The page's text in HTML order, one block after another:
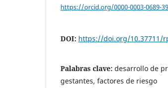
https://orcid.org/0000-0003-0689-
DOI: https://doi.org/10.37711/
Palabras clave: desarrollo de
gestantes, factores de riesgo